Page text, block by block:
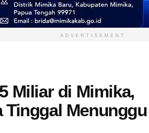
ADVERTISEMENT
Miliar di Mimika,
Tinggal Menunggu